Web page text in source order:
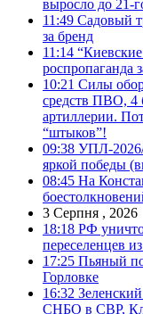
выросло до 21-
11:49 Садовый
за бренд
11:14
роспропаганда
10:21 Силы
средств ПВО, 4
артиллерии.
“штыков”!
09:38 УПЛ-2026/
яркой победы
08:45 На
3 Серпня , 2026
18:18 РФ
переселенцев
17:25 Пьяный
Горловке
16:32
СНБО в СВР,